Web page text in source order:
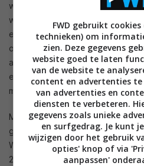
wordt binnen Windows 8.1 tot
waardoor teksten beter te lezen
eenvoudiger met een
on-screen toetsenbord wordt
aan de hogere resolutie van
echter zelf bepalen hoe groot
moet worden voor een
Microsoft gebruik hiervoor
gebruikt voor onder meer de
Windows 8.1 schaalt op hoge
200 procent, waar momenteel
FWD gebruikt
technieken) om
zien. Deze gegevens
website goed te laten
van de website te
content en advertenties
van advertenties en
diensten te verbeteren.
gegevens zoals unieke
en surfgedrag. Je kunt
wijzigen door het gebruik
opties' knop of via
aanpassen'